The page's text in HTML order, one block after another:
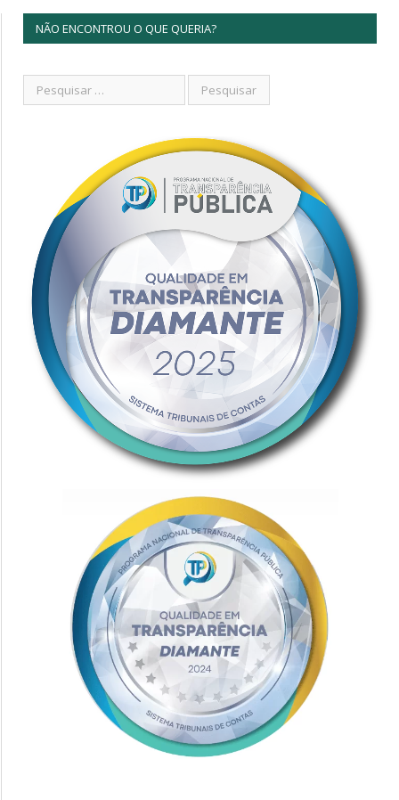
NÃO ENCONTROU O QUE QUERIA?